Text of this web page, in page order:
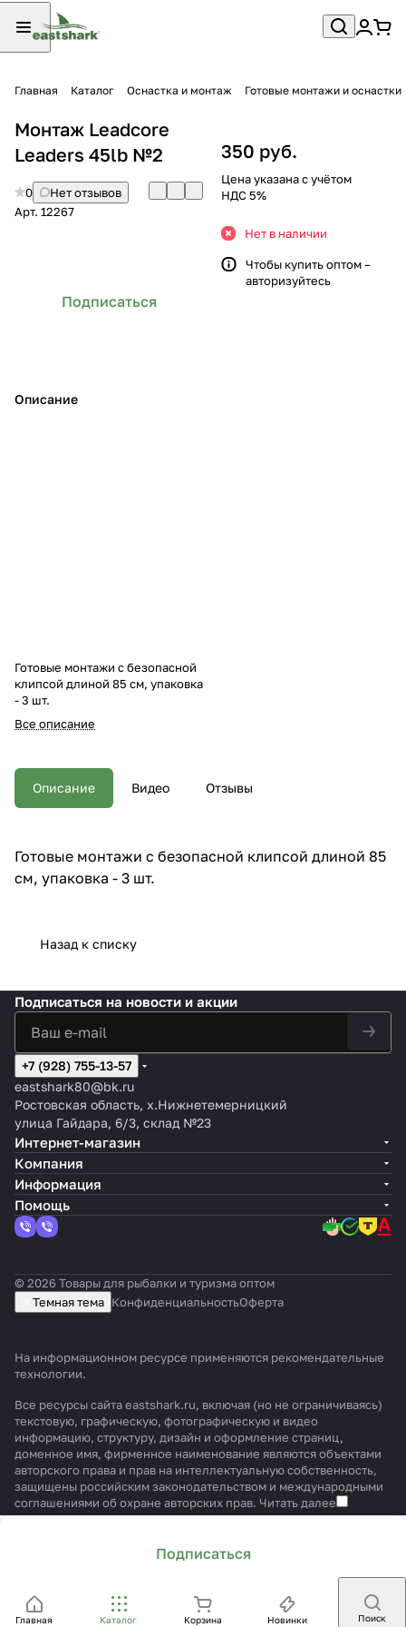
Главная Каталог Оснастка и монтаж Готовые монтажи и оснастки
Монтаж Leadcore
Leaders 45lb №2
0
Нет отзывов
Арт. 12267
Подписаться
Описание
Готовые монтажи с безопасной
клипсой длиной 85 см, упаковка
- 3 шт.
Все описание
350 руб.
Цена указана с учётом
НДС 5%
Нет в наличии
Чтобы купить оптом –
авторизуйтесь
Описание Видео Отзывы
Готовые монтажи с безопасной клипсой длиной 85
см, упаковка - 3 шт.
Назад к списку
Подписаться
Главная Каталог Корзина Новинки Поиск
Подписаться на новости и акции
+7 (928) 755-13-57
eastshark80@bk.ru
Ростовская область, х.Нижнетемерницкий
улица Гайдара, 6/3, склад №23
Интернет-магазин
Компания
Информация
Помощь
© 2026 Товары для рыбалки и туризма оптом
Темная тема КонфиденциальностьОферта
На информационном ресурсе применяются рекомендательные
технологии.
Все ресурсы сайта eastshark.ru, включая (но не ограничиваясь)
текстовую, графическую, фотографическую и видео
информацию, структуру, дизайн и оформление страниц,
доменное имя, фирменное наименование являются объектами
авторского права и прав на интеллектуальную собственность,
защищены российским законодательством и международными
соглашениями об охране авторских прав. Читать далее